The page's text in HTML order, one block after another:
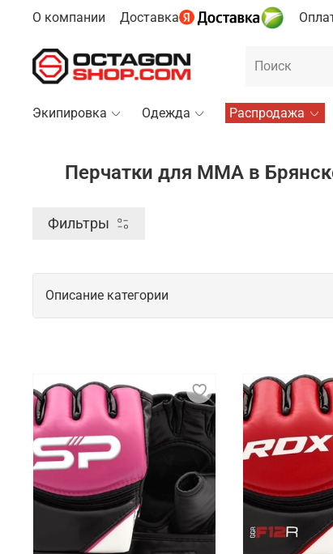
О компании Доставка
Экипировка Одежда Распродажа
Перчатки для ММА в
Фильтры
Описание категории
время тренировок и соревнований. Они
спортсменам использовать различные
меньший объем и вес, чем классические
Что мы предлагаем на выбор
Перчатки для ММА – неотъемлемый элемент
соревнования. Мы хотим предложить на